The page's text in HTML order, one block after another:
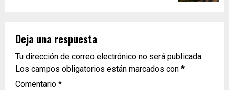
Deja una respuesta
Tu dirección de correo electrónico no será publicada.
Los campos obligatorios están marcados con *
Comentario *